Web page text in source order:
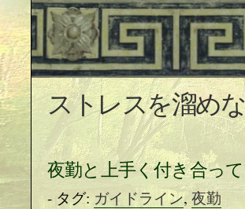
ストレスを溜め
夜勤と上手く付き合っ
- タグ:ガイドライン,夜勤